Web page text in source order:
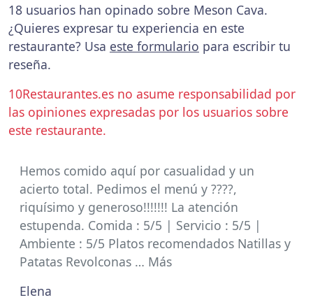
18 usuarios han opinado sobre Meson Cava.
¿Quieres expresar tu experiencia en este
restaurante? Usa este formulario para escribir tu
reseña.
10Restaurantes.es no asume responsabilidad por
las opiniones expresadas por los usuarios sobre
este restaurante.
Hemos comido aquí por casualidad y un
acierto total. Pedimos el menú y ????,
riquísimo y generoso!!!!!!! La atención
estupenda. Comida : 5/5 | Servicio : 5/5 |
Ambiente : 5/5 Platos recomendados Natillas y
Patatas Revolconas … Más
Elena